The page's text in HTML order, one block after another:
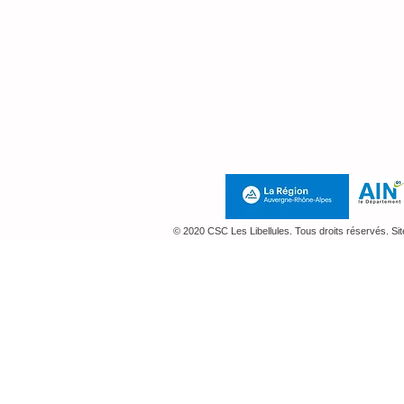
© 2020 CSC Les Libellules. Tous droits réservés.